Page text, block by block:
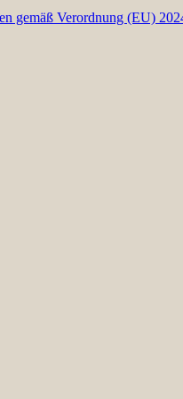
gemäß Verordnung (EU)